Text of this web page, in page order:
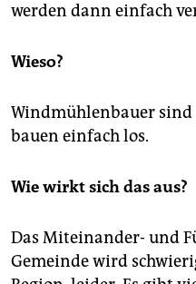
werden dann einfach
Wieso?
Windmühlenbauer sind
bauen einfach los.
Wie wirkt sich das aus?
Das Miteinander- und
Gemeinde wird